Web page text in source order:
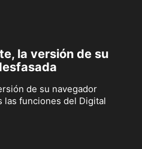
la versión de su
de su navegador
las funciones del Digital